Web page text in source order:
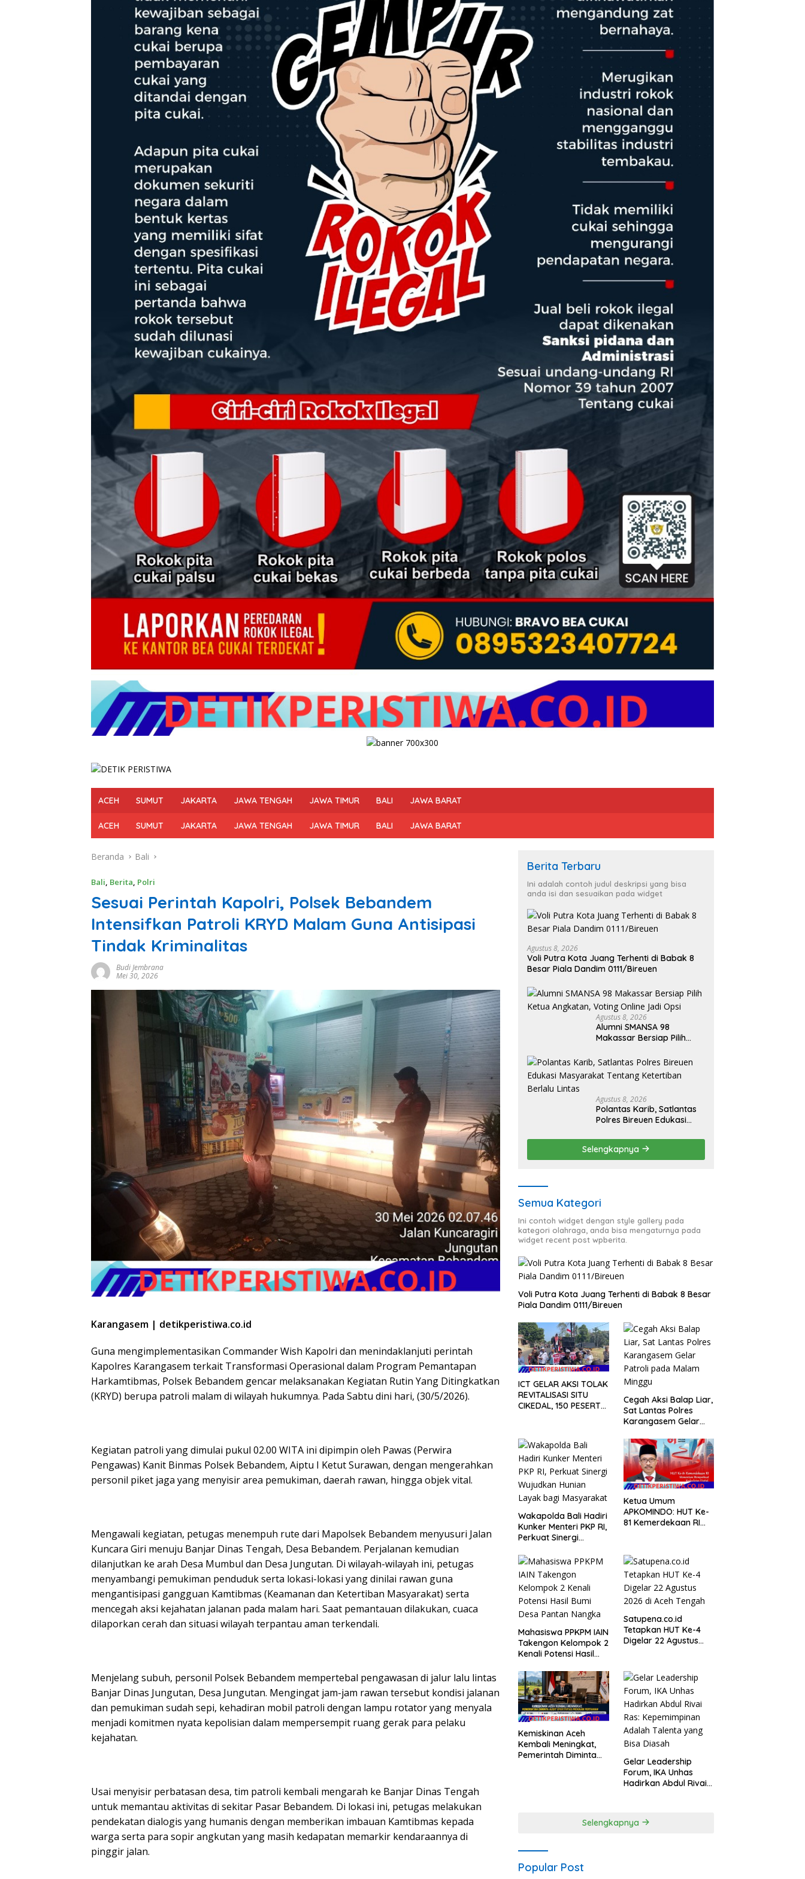
ACEH SUMUT JAKARTA JAWA TENGAH JAWA TIMUR BALI JAWA BARAT
ACEH SUMUT JAKARTA JAWA TENGAH JAWA TIMUR BALI JAWA BARAT
Beranda Bali
Bali, Berita, Polri
Sesuai Perintah Kapolri, Polsek Bebandem
Intensifkan Patroli KRYD Malam Guna Antisipasi
Tindak Kriminalitas
Budi Jembrana
Mei 30, 2026
Karangasem | detikperistiwa.co.id
​Guna mengimplementasikan Commander Wish Kapolri dan menindaklanjuti perintah
Kapolres Karangasem terkait Transformasi Operasional dalam Program Pemantapan
Harkamtibmas, Polsek Bebandem gencar melaksanakan Kegiatan Rutin Yang Ditingkatkan
(KRYD) berupa patroli malam di wilayah hukumnya. Pada Sabtu dini hari, (30/5/2026).
​Kegiatan patroli yang dimulai pukul 02.00 WITA ini dipimpin oleh Pawas (Perwira
Pengawas) Kanit Binmas Polsek Bebandem, Aiptu I Ketut Surawan, dengan mengerahkan
personil piket jaga yang menyisir area pemukiman, daerah rawan, hingga objek vital.
​Mengawali kegiatan, petugas menempuh rute dari Mapolsek Bebandem menyusuri Jalan
Kuncara Giri menuju Banjar Dinas Tengah, Desa Bebandem. Perjalanan kemudian
dilanjutkan ke arah Desa Mumbul dan Desa Jungutan. Di wilayah-wilayah ini, petugas
menyambangi pemukiman penduduk serta lokasi-lokasi yang dinilai rawan guna
mengantisipasi gangguan Kamtibmas (Keamanan dan Ketertiban Masyarakat) serta
mencegah aksi kejahatan jalanan pada malam hari. Saat pemantauan dilakukan, cuaca
dilaporkan cerah dan situasi wilayah terpantau aman terkendali.
​Menjelang subuh, personil Polsek Bebandem mempertebal pengawasan di jalur lalu lintas
Banjar Dinas Jungutan, Desa Jungutan. Mengingat jam-jam rawan tersebut kondisi jalanan
dan pemukiman sudah sepi, kehadiran mobil patroli dengan lampu rotator yang menyala
menjadi komitmen nyata kepolisian dalam mempersempit ruang gerak para pelaku
kejahatan.
​Usai menyisir perbatasan desa, tim patroli kembali mengarah ke Banjar Dinas Tengah
untuk memantau aktivitas di sekitar Pasar Bebandem. Di lokasi ini, petugas melakukan
pendekatan dialogis yang humanis dengan memberikan imbauan Kamtibmas kepada
warga serta para sopir angkutan yang masih kedapatan memarkir kendaraannya di
pinggir jalan.
Berita Terbaru
Ini adalah contoh judul deskripsi yang bisa
anda isi dan sesuaikan pada widget
Agustus 8, 2026
Voli Putra Kota Juang Terhenti di Babak 8
Besar Piala Dandim 0111/Bireuen
Agustus 8, 2026
Alumni SMANSA 98
Makassar Bersiap Pilih
Online Jadi Opsi
Agustus 8, 2026
Polantas Karib, Satlantas
Polres Bireuen Edukasi
Ketertiban Berlalu Lintas
Selengkapnya
Semua Kategori
Ini contoh widget dengan style gallery pada
kategori olahraga, anda bisa mengaturnya pada
widget recent post wpberita.
Voli Putra Kota Juang Terhenti di Babak 8 Besar
Piala Dandim 0111/Bireuen
ICT GELAR AKSI TOLAK
REVITALISASI SITU
CIKEDAL, 150 PESERTA
Cegah Aksi Balap Liar,
Sat Lantas Polres
Karangasem Gelar
Minggu
Wakapolda Bali Hadiri
Kunker Menteri PKP RI,
Perkuat Sinergi
Layak bagi
Masyarakat
Ketua Umum
APKOMINDO: HUT Ke-
81 Kemerdekaan RI
Kedaulatan Digital,
Inovasi Teknologi, dan
Kepastian Hukum
Menuju Indonesia
Emas 2045
Mahasiswa PPKPM IAIN
Takengon Kelompok 2
Kenali Potensi Hasil
Nangka
Satupena.co.id
Tetapkan HUT Ke-4
Digelar 22 Agustus
Kemiskinan Aceh
Kembali Meningkat,
Pemerintah Diminta
Gelar Leadership
Forum, IKA Unhas
Hadirkan Abdul Rivai
Selengkapnya
Popular Post